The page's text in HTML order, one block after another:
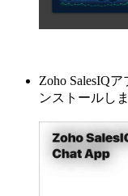
Zoho SalesIQ
ンストールしま